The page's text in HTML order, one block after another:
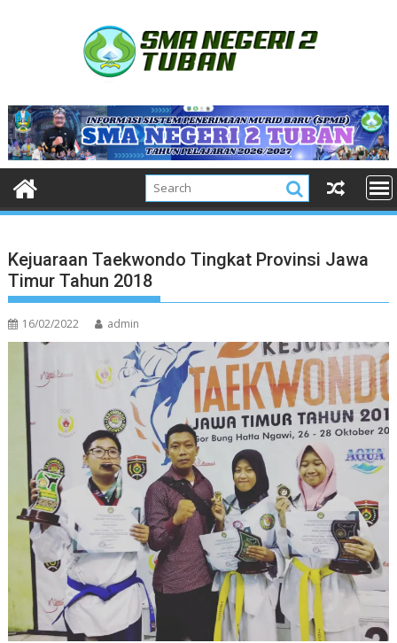
Kejuaraan Taekwondo Tingkat Provinsi Jawa
Timur Tahun 2018
16/02/2022 admin